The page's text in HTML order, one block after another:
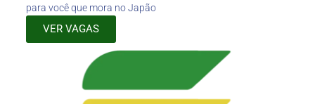
para você que mora no Japão
VER VAGAS